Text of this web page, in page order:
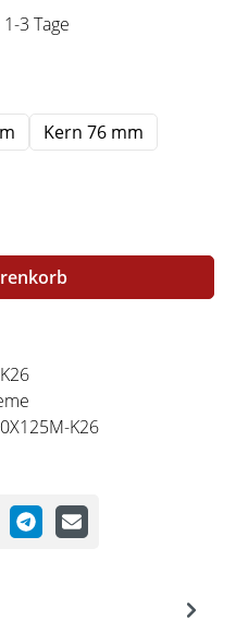
3 Tage
Kern 76 mm
gewünschten
K26